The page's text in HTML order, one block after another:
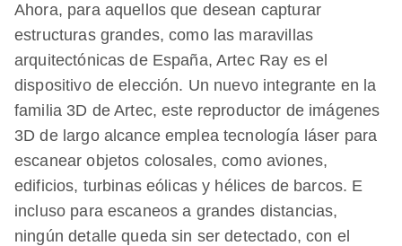
Ahora, para aquellos que desean capturar
estructuras grandes, como las maravillas
arquitectónicas de España, Artec Ray es el
dispositivo de elección. Un nuevo integrante en la
familia 3D de Artec, este reproductor de imágenes
3D de largo alcance emplea tecnología láser para
escanear objetos colosales, como aviones,
edificios, turbinas eólicas y hélices de barcos. E
incluso para escaneos a grandes distancias,
ningún detalle queda sin ser detectado, con el